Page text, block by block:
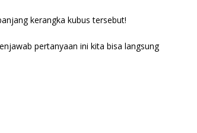
kerangka kubus tersebut!
pertanyaan ini kita bisa langsung